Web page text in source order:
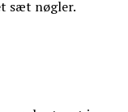
sæt nøgler.